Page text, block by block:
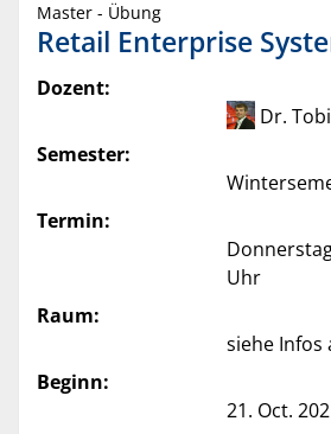
Master - Übung
Retail Enterprise
Dozent:
Dr.
Semester:
Termin:
Uhr
Raum:
siehe Infos
Beginn:
21. Oct.